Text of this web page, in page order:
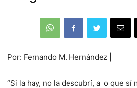
Por: Fernando M. Hernández |
“Si la hay, no la descubrí, a lo que sí